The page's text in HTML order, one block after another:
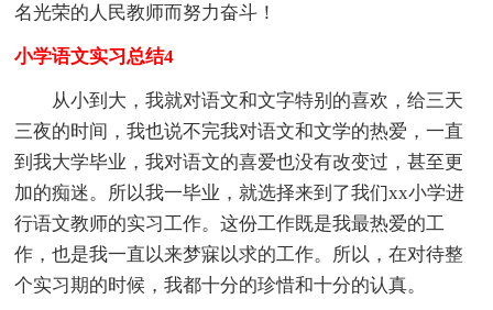
名光荣的人民教师而努力奋斗！
小学语文实习总结4
从小到大，我就对语文和文字特别的喜欢，给三天
三夜的时间，我也说不完我对语文和文学的热爱，一直
到我大学毕业，我对语文的喜爱也没有改变过，甚至更
加的痴迷。所以我一毕业，就选择来到了我们xx小学进
行语文教师的实习工作。这份工作既是我最热爱的工
作，也是我一直以来梦寐以求的工作。所以，在对待整
个实习期的时候，我都十分的珍惜和十分的认真。